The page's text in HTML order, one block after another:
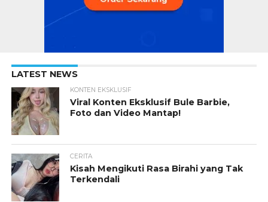
LATEST NEWS
KONTEN EKSKLUSIF
Viral Konten Eksklusif Bule Barbie,
Foto dan Video Mantap!
CERITA
Kisah Mengikuti Rasa Birahi yang Tak
Terkendali